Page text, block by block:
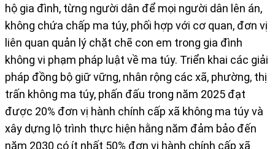
hộ gia đình, từng người dân để mọi người dân lên án,
không chứa chấp ma túy, phối hợp với cơ quan, đơn vị
liên quan quản lý chặt chẽ con em trong gia đình
không vi phạm pháp luật về ma túy. Triển khai các giải
pháp đồng bộ giữ vững, nhân rộng các xã, phường, thị
trấn không ma túy, phấn đấu trong năm 2025 đạt
được 20% đơn vị hành chính cấp xã không ma túy và
xây dựng lộ trình thực hiện hằng năm đảm bảo đến
năm 2030 có ít nhất 50% đơn vị hành chính cấp xã